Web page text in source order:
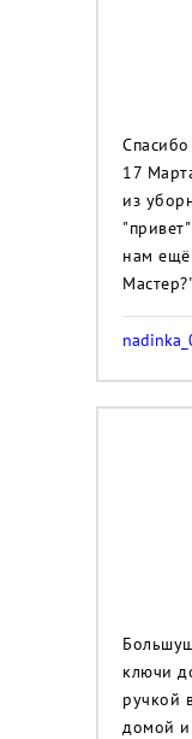
17
из
нам ещё
Мастер?"
ключи
ручкой
домой и